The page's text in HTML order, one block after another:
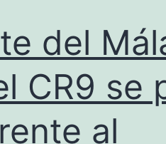
del
CR9 se
al